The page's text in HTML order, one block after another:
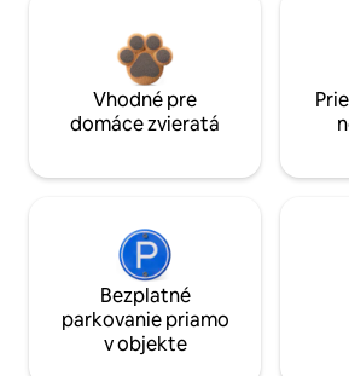
Vhodné pre
domáce zvieratá
Bezplatné
parkovanie priamo
v objekte